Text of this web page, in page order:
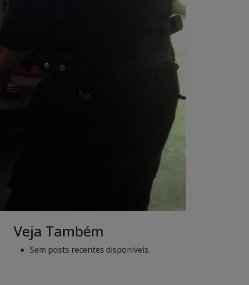
Veja Também
Sem posts recentes disponíveis.